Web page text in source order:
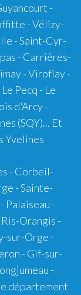
-
- Vélizy-
- Saint-Cyr-
- Carrières-
- Viroflay -
Pecq - Le
d'Arcy -
(SQY)... Et
Yvelines
- Corbeil-
- Sainte-
Palaiseau -
Orangis -
sur-Orge -
- Gif-sur-
-
département